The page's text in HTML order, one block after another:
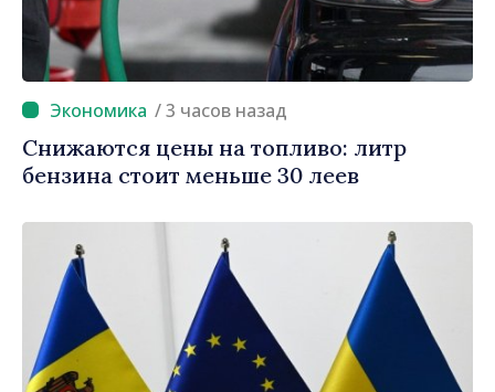
/ 3 часов назад
Снижаются цены на топливо: литр
бензина стоит меньше 30 леев